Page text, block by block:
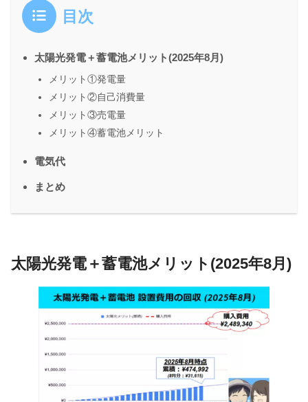
目次
太陽光発電＋蓄電池メリット(2025年8月)
メリット①発電量
メリット②自己消費量
メリット③売電量
メリット④蓄電池メリット
電気代
まとめ
太陽光発電＋蓄電池メリット(2025年8月)